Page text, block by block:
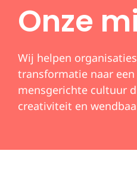
Onze
Wij helpen
transformatie naar
mensgerichte cultuur
creativiteit en